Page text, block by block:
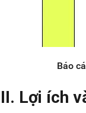
Báo
II. Lợi ích